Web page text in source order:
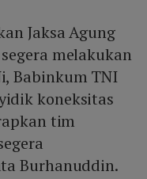
Jaksa Agung
melakukan
Babinkum TNI
koneksitas
tim
Burhanuddin.